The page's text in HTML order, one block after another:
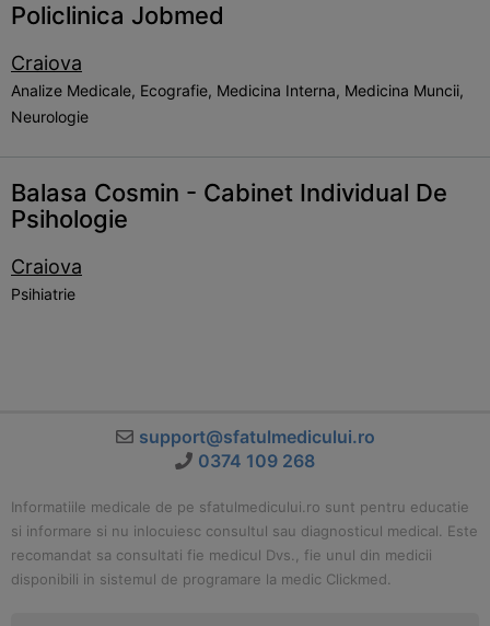
Policlinica Jobmed
Craiova
Analize Medicale, Ecografie, Medicina Interna, Medicina Muncii,
Neurologie
Balasa Cosmin - Cabinet Individual De
Psihologie
Craiova
Psihiatrie
support@sfatulmedicului.ro
0374 109 268
Informatiile medicale de pe sfatulmedicului.ro sunt pentru educatie
si informare si nu inlocuiesc consultul sau diagnosticul medical. Este
recomandat sa consultati fie medicul Dvs., fie unul din medicii
disponibili in sistemul de programare la medic Clickmed.